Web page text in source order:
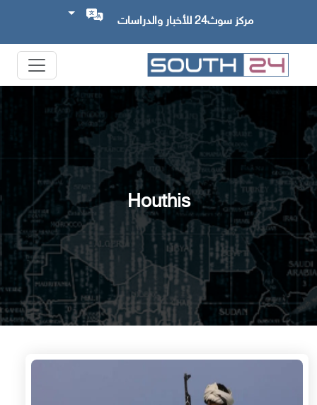
مركز سوث24 للأخبار والدراسات
Houthis